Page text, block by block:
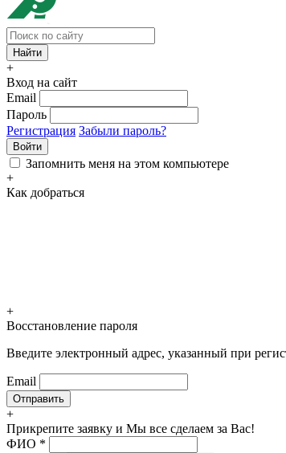
+
Вход на сайт
Email
Пароль
Регистрация Забыли пароль?
Войти
Запомнить меня на этом компьютере
+
Как добраться
+
Восстановление пароля
Введите электронный адрес, указанный при
Email
+
Прикрепите заявку и Мы все сделаем за Вас!
ФИО *